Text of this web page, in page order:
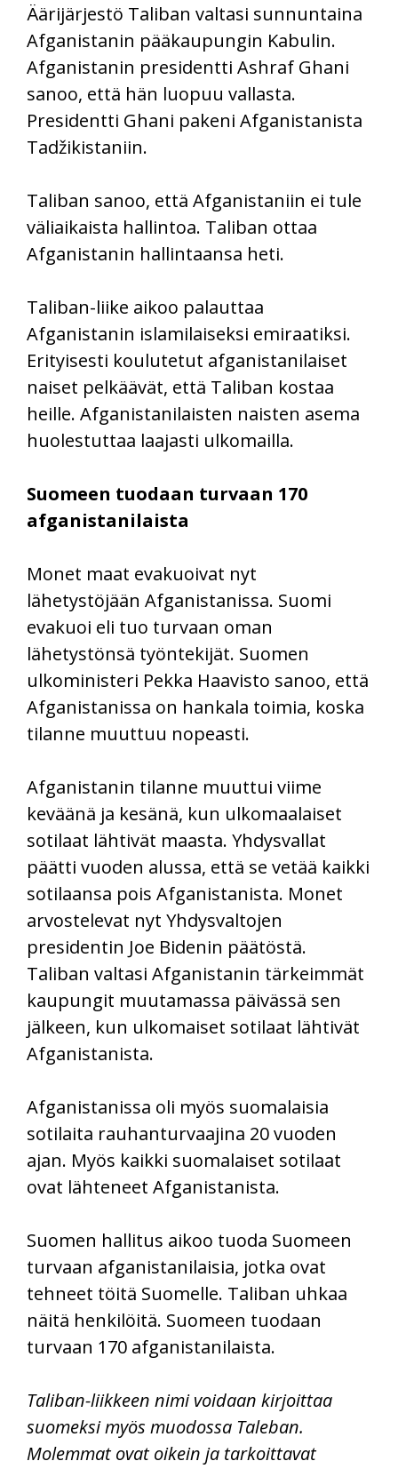
Äärijärjestö Taliban valtasi sunnuntaina
Afganistanin pääkaupungin Kabulin.
Afganistanin presidentti Ashraf Ghani
sanoo, että hän luopuu vallasta.
Presidentti Ghani pakeni Afganistanista
Tadžikistaniin.
Taliban sanoo, että Afganistaniin ei tule
väliaikaista hallintoa. Taliban ottaa
Afganistanin hallintaansa heti.
Taliban-liike aikoo palauttaa
Afganistanin islamilaiseksi emiraatiksi.
Erityisesti koulutetut afganistanilaiset
naiset pelkäävät, että Taliban kostaa
heille. Afganistanilaisten naisten asema
huolestuttaa laajasti ulkomailla.
Suomeen tuodaan turvaan 170
afganistanilaista
Monet maat evakuoivat nyt
lähetystöjään Afganistanissa. Suomi
evakuoi eli tuo turvaan oman
lähetystönsä työntekijät. Suomen
ulkoministeri Pekka Haavisto sanoo, että
Afganistanissa on hankala toimia, koska
tilanne muuttuu nopeasti.
Afganistanin tilanne muuttui viime
keväänä ja kesänä, kun ulkomaalaiset
sotilaat lähtivät maasta. Yhdysvallat
päätti vuoden alussa, että se vetää kaikki
sotilaansa pois Afganistanista. Monet
arvostelevat nyt Yhdysvaltojen
presidentin Joe Bidenin päätöstä.
Taliban valtasi Afganistanin tärkeimmät
kaupungit muutamassa päivässä sen
jälkeen, kun ulkomaiset sotilaat lähtivät
Afganistanista.
Afganistanissa oli myös suomalaisia
sotilaita rauhanturvaajina 20 vuoden
ajan. Myös kaikki suomalaiset sotilaat
ovat lähteneet Afganistanista.
Suomen hallitus aikoo tuoda Suomeen
turvaan afganistanilaisia, jotka ovat
tehneet töitä Suomelle. Taliban uhkaa
näitä henkilöitä. Suomeen tuodaan
turvaan 170 afganistanilaista.
Taliban-liikkeen nimi voidaan kirjoittaa
suomeksi myös muodossa Taleban.
Molemmat ovat oikein ja tarkoittavat